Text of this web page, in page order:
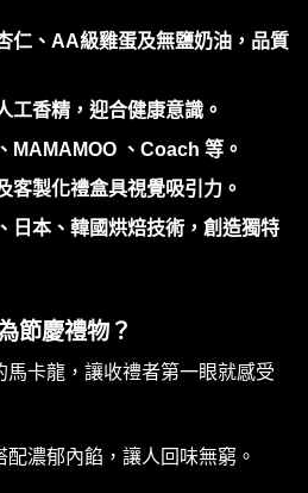
仁、AA級雞蛋及無鹽奶油，品質
工香精，迎合健康意識。
MAMAMOO 、Coach 等。
客製化禮盒具視覺吸引力。
日本、韓國烘焙技術，創造獨特
節慶禮物？
馬卡龍，讓收禮者第一眼就感受
配濃郁內餡，讓人回味無窮。